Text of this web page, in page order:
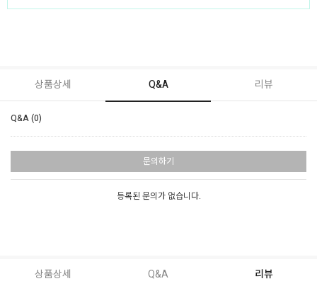
상품상세 Q&A 리뷰
Q&A (0)
문의하기
등록된 문의가 없습니다.
상품상세 Q&A 리뷰